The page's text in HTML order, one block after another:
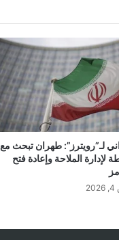
لـ”رويترز”: طهران تبحث مع
الملاحة وإعادة فتح